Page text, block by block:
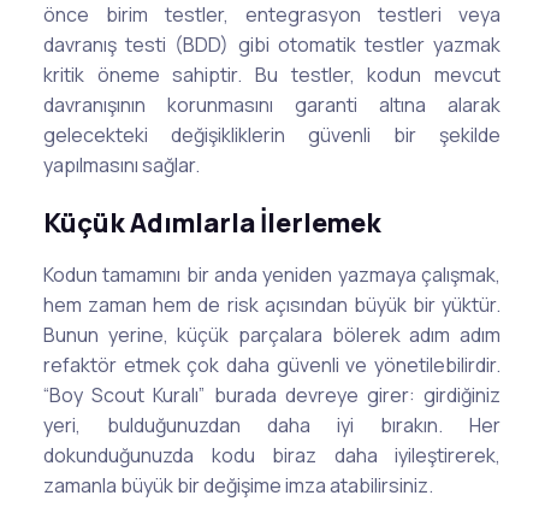
önce birim testler, entegrasyon testleri veya
davranış testi (BDD) gibi otomatik testler yazmak
kritik öneme sahiptir. Bu testler, kodun mevcut
davranışının korunmasını garanti altına alarak
gelecekteki değişikliklerin güvenli bir şekilde
yapılmasını sağlar.
Küçük Adımlarla İlerlemek
Kodun tamamını bir anda yeniden yazmaya çalışmak,
hem zaman hem de risk açısından büyük bir yüktür.
Bunun yerine, küçük parçalara bölerek adım adım
refaktör etmek çok daha güvenli ve yönetilebilirdir.
“Boy Scout Kuralı” burada devreye girer: girdiğiniz
yeri, bulduğunuzdan daha iyi bırakın. Her
dokunduğunuzda kodu biraz daha iyileştirerek,
zamanla büyük bir değişime imza atabilirsiniz.